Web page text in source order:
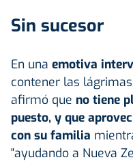
Sin sucesor
En una emotiva
contener las
afirmó que no tiene
puesto, y que
con su familia
"ayudando a Nueva